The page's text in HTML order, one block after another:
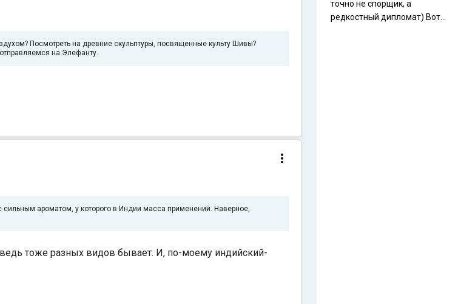
Посмотреть на древние скульптуры, посвященные культу Шивы?
на Элефанту.
ароматом, у которого в Индии масса применений. Наверное,
тоже разных видов бывает. И, по-моему индийский-
точно не спорщик, а
редкостный дипломат) Вот,